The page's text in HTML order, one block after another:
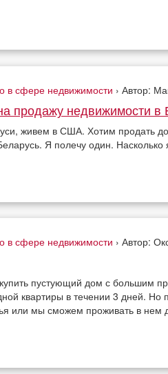
в сфере недвижимости › Автор:
продажу недвижимости
живем в США. Хотим продать
Я полечу один.
в сфере недвижимости › Автор:
пустующий дом с большим
квартиры в течении 3 дней.
или мы сможем проживать в нем